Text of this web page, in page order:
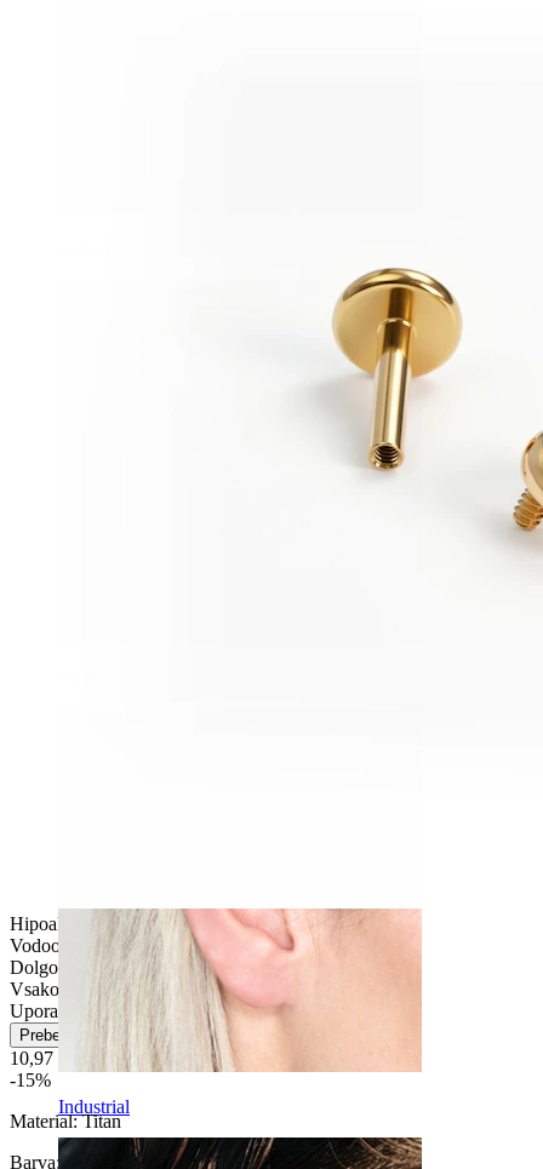
Industrial
Hipoalergen
Vodoodporno
Dolgoročna vzdržljivost
Vsakodnevno nošenje
Uporabniku prijazno
Preberi več
10,97 €
12,90 €
-15%
Material:Titan
Barva: